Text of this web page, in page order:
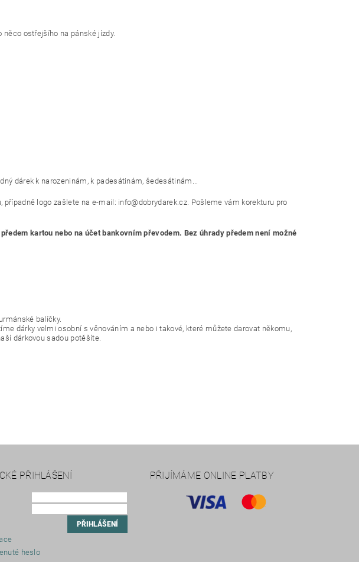
něco ostřejšího na pánské jízdy.
dárek k narozeninám, k padesátinám, šedesátinám...
logo zašlete na e-mail: info@dobrydarek.cz. Pošleme vám korekturu pro
kartou nebo na účet bankovním převodem. Bez úhrady předem není možné
balíčky.
dárky velmi osobní s věnováním a nebo i takové, které můžete darovat někomu,
dárkovou sadou potěšíte.
PŘIHLÁŠENÍ
heslo
PŘIJÍMÁME ONLINE PLATBY